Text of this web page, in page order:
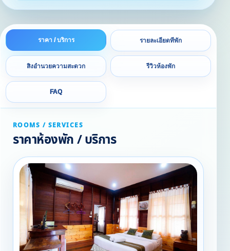
ราคา / บริการ รายละเอียดที่พัก
สิ่งอำนวยความสะดวก รีวิวห้องพัก
FAQ
ROOMS / SERVICES
ราคาห้องพัก / บริการ